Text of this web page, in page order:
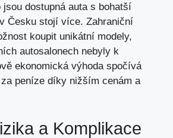
jsou dostupná auta s bohatší
Česku stojí více. Zahraniční
koupit unikátní modely,
autosalonech nebyly k
ekonomická výhoda spočívá
peníze díky nižším cenám a
a Komplikace